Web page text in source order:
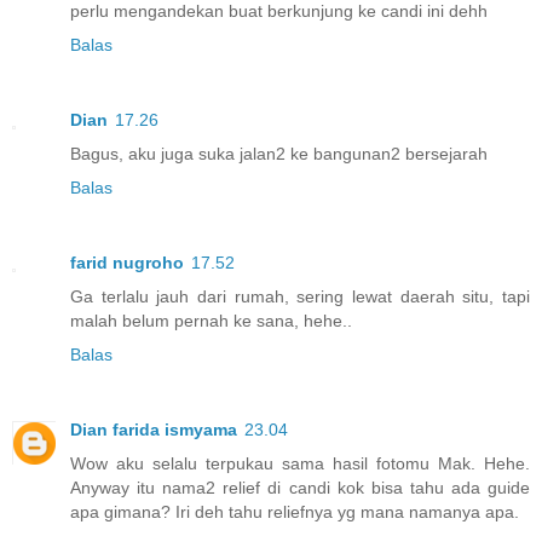
perlu mengandekan buat berkunjung ke candi ini dehh
Balas
Dian 17.26
Bagus, aku juga suka jalan2 ke bangunan2 bersejarah
Balas
farid nugroho 17.52
Ga terlalu jauh dari rumah, sering lewat daerah situ, tapi
malah belum pernah ke sana, hehe..
Balas
Dian farida ismyama 23.04
Wow aku selalu terpukau sama hasil fotomu Mak. Hehe.
Anyway itu nama2 relief di candi kok bisa tahu ada guide
apa gimana? Iri deh tahu reliefnya yg mana namanya apa.